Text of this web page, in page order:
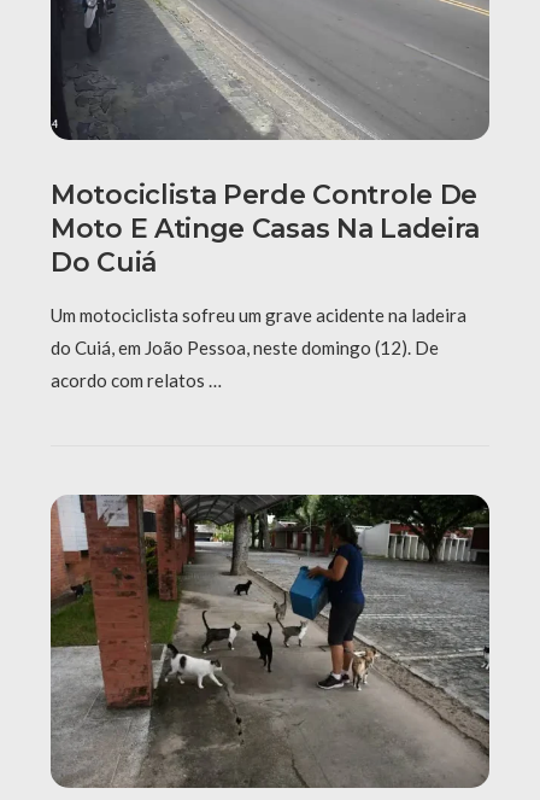
Motociclista Perde Controle De
Moto E Atinge Casas Na Ladeira
Do Cuiá
Um motociclista sofreu um grave acidente na ladeira
do Cuiá, em João Pessoa, neste domingo (12). De
acordo com relatos …